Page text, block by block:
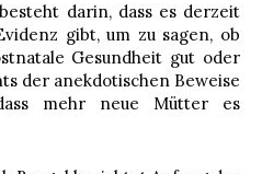
darin, dass es derzeit
gibt, um zu sagen, ob
Gesundheit gut oder
der anekdotischen Beweise
mehr neue Mütter es